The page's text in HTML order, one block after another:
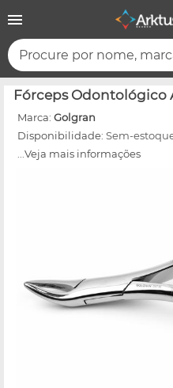
Procure por nome,
Fórceps Odontológico
Marca: Golgran
Disponibilidade: Sem-
...Veja mais informações